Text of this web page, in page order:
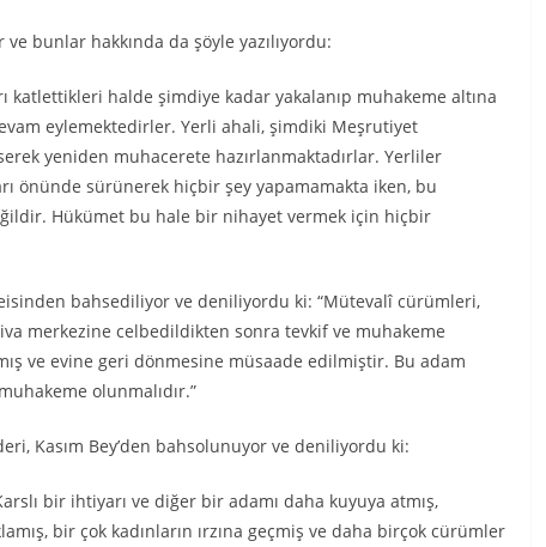
bunlar hakkında da şöyle yazılıyordu:
halde şimdiye kadar yakalanıp muhakeme altına
eylemektedirler. Yerli ahali, şimdiki Meşrutiyet
yeniden muhacerete hazırlanmaktadırlar. Yerliler
önünde sürünerek hiçbir şey yapamamakta iken, bu
Hükümet bu hale bir nihayet vermek için hiçbir
bahsediliyor ve deniliyordu ki: “Mütevalî cürümleri,
merkezine celbedildikten sonra tevkif ve muhakeme
ve evine geri dönmesine müsaade edilmiştir. Bu adam
olunmalıdır.”
Kasım Bey’den bahsolunuyor ve deniliyordu ki:
bir ihtiyarı ve diğer bir adamı daha kuyuya atmış,
bir çok kadınların ırzına geçmiş ve daha birçok cürümler